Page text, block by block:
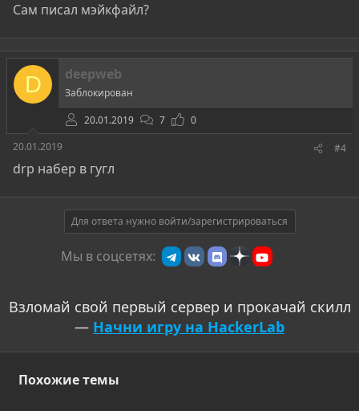
Сам писал мэйкфайл?
D deepweb
Заблокирован
20.01.2019
7
0
20.01.2019
#4
drp набер в гугл
Для ответа нужно войти/зарегистрироваться
Мы в соцсетях:
Взломай свой первый сервер и прокачай скилл
— Начни игру на HackerLab
Похожие темы